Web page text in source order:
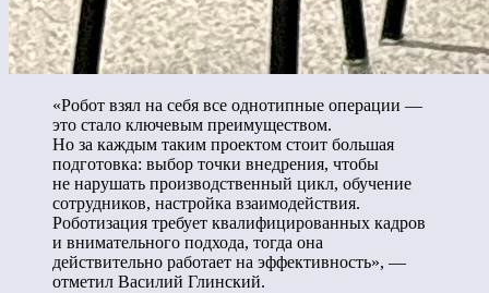
«Робот взял на себя все однотипные операции —
это стало ключевым преимуществом.
Но за каждым таким проектом стоит большая
подготовка: выбор точки внедрения, чтобы
не нарушать производственный цикл, обучение
сотрудников, настройка взаимодействия.
Роботизация требует квалифицированных кадров
и внимательного подхода, тогда она
действительно работает на эффективность», —
отметил Василий Глинский.